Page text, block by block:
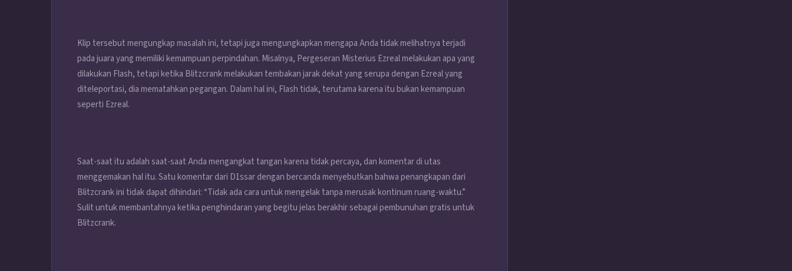
Klip tersebut mengungkap masalah ini, tetapi juga mengungkapkan mengapa Anda tidak melihatnya terjadi
pada juara yang memiliki kemampuan perpindahan. Misalnya, Pergeseran Misterius Ezreal melakukan apa yang
dilakukan Flash, tetapi ketika Blitzcrank melakukan tembakan jarak dekat yang serupa dengan Ezreal yang
diteleportasi, dia mematahkan pegangan. Dalam hal ini, Flash tidak, terutama karena itu bukan kemampuan
seperti Ezreal.
Saat-saat itu adalah saat-saat Anda mengangkat tangan karena tidak percaya, dan komentar di utas
menggemakan hal itu. Satu komentar dari D1ssar dengan bercanda menyebutkan bahwa penangkapan dari
Blitzcrank ini tidak dapat dihindari: “Tidak ada cara untuk mengelak tanpa merusak kontinum ruang-waktu.”
Sulit untuk membantahnya ketika penghindaran yang begitu jelas berakhir sebagai pembunuhan gratis untuk
Blitzcrank.